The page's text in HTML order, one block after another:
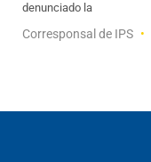
denunciado la
Corresponsal de IPS